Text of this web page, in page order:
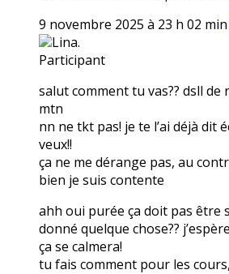
9 novembre 2025 à 23 h 02 min
Lina.
Participant
salut comment tu vas?? dsll
mtn
nn ne tkt pas! je te l’ai déjà dit
veux!!
ça ne me dérange pas, au
bien je suis contente
ahh oui purée ça doit pas être
donné quelque chose??
ça se calmera!
tu fais comment pour les